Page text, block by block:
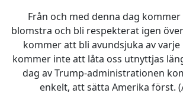
Från och med denna dag
blomstra och bli respekterat igen
kommer att bli avundsjuka av varje
kommer inte att låta oss utnyttjas
dag av Trump-administrationen
enkelt, att sätta Amerika först.